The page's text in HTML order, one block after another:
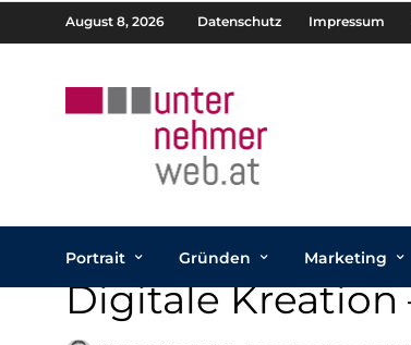
August 8, 2026 Datenschutz Impressum
Portrait Gründen Marketing
Digitale Kreation